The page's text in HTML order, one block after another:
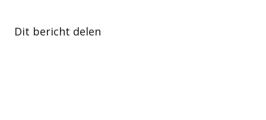
Dit bericht delen